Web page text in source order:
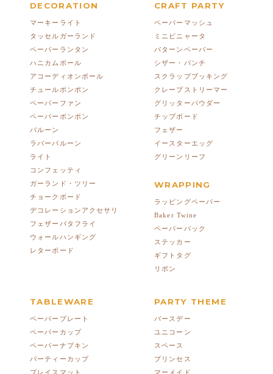
DECORATION
マーキーライト
タッセルガーランド
ペーパーランタン
ハニカムボール
アコーディオンボール
チュールポンポン
ペーパーファン
ペーパーポンポン
バルーン
ラバーバルーン
ライト
コンフェッティ
ガーランド・ツリー
チョークボード
デコレーションアクセサリ
フェザーバタフライ
ウォールハンギング
レターボード
CRAFT PARTY
ペーパーマッシュ
ミニピニャータ
パターンペーパー
シザー・パンチ
スクラップブッキング
クレープストリーマー
グリッターパウダー
チップボード
フェザー
イースターエッグ
グリーンリーフ
WRAPPING
ラッピングペーパー
Baker Twine
ペーパーバック
ステッカー
ギフトタグ
リボン
TABLEWARE
ペーパープレート
ペーパーカップ
ペーパーナプキン
パーティーカップ
プレイスマット
PARTY THEME
バースデー
ユニコーン
スペース
プリンセス
マーメイド